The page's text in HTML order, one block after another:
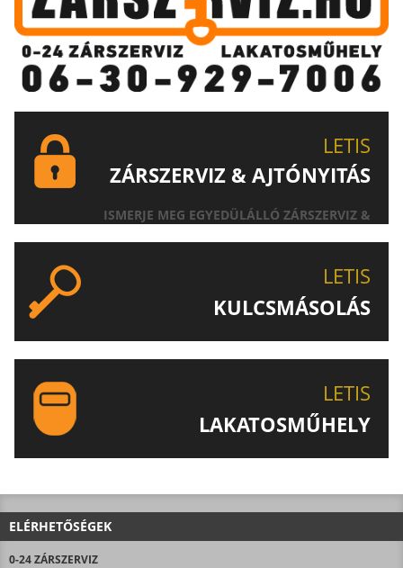
LETIS
ZÁRSZERVIZ & AJTÓNYITÁS
ISMERJE MEG EGYEDÜLÁLLÓ ZÁRSZERVIZ &
LETIS
KULCSMÁSOLÁS
LETIS
LAKATOSMŰHELY
ELÉRHETŐSÉGEK
0-24 ZÁRSZERVIZ